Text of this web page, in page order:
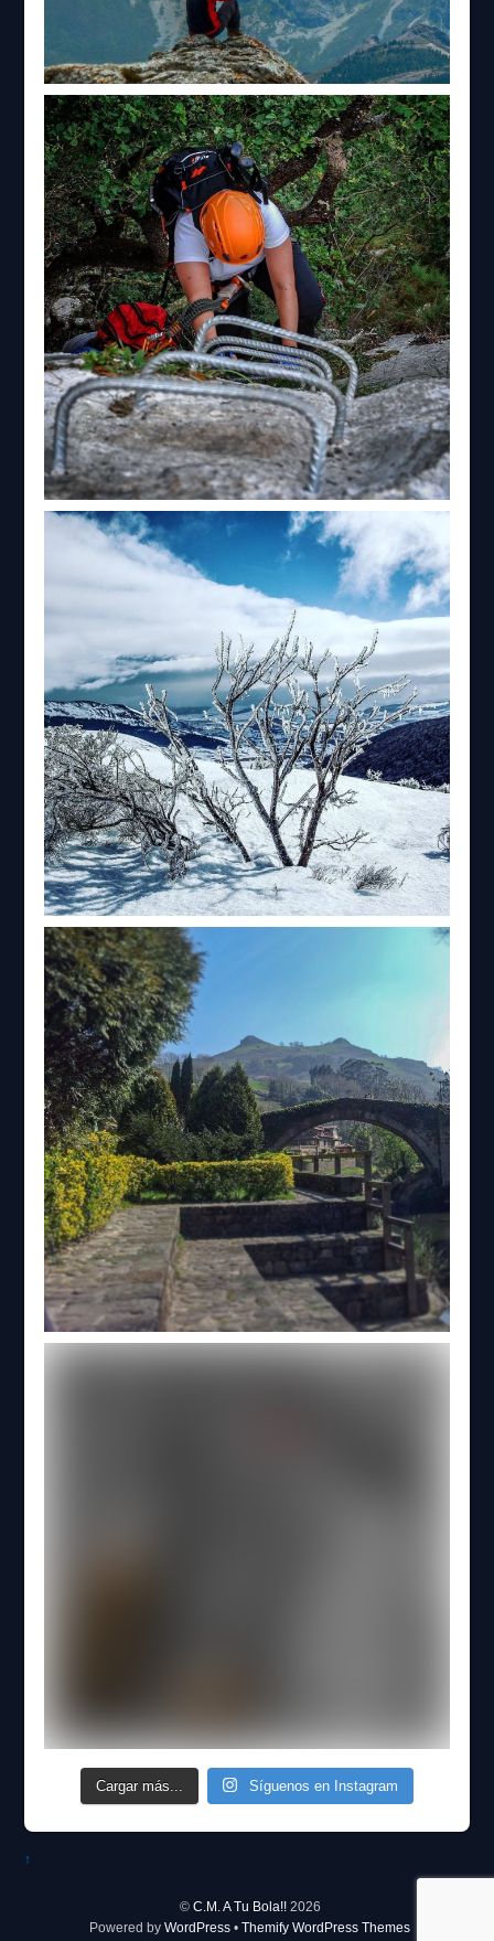
Cargar más... Síguenos en Instagram
↑
© C.M. A Tu Bola!!2026
Powered by WordPress • Themify WordPress Themes